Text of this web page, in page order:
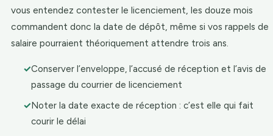
vous entendez contester le licenciement, les douze mois
commandent donc la date de dépôt, même si vos rappels de
salaire pourraient théoriquement attendre trois ans.
✓Conserver l’enveloppe, l’accusé de réception et l’avis de
passage du courrier de licenciement
✓Noter la date exacte de réception : c’est elle qui fait
courir le délai